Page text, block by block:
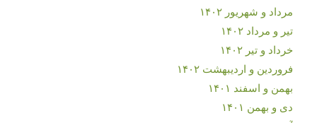
مرداد و شهریور ۱۴۰۲
تیر و مرداد ۱۴۰۲
خرداد و تیر ۱۴۰۲
فروردین و اردیبهشت ۱۴۰۲
بهمن و اسفند ۱۴۰۱
دی و بهمن ۱۴۰۱